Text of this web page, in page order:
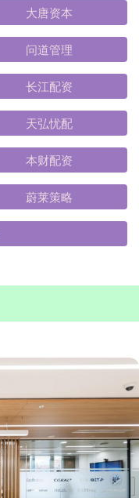
大唐资本
问道管理
长江配资
天弘忧配
本财配资
蔚莱策略